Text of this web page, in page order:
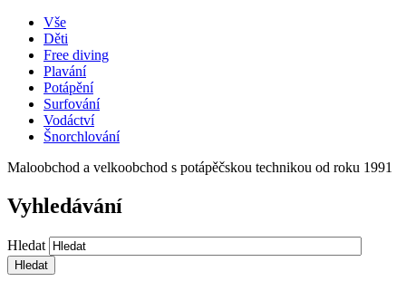
Vše
Děti
Free diving
Plavání
Potápění
Surfování
Vodáctví
Šnorchlování
Maloobchod a velkoobchod s potápěčskou technikou od roku 1991
Vyhledávání
Hledat